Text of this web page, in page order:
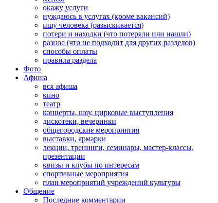
окажу услуги
нуждаюсь в услугах (кроме вакансий)
ищу человека (разыскивается)
потери и находки (что потеряли или нашли)
разное (что не подходит для других разделов)
способы оплаты
правила раздела
Фото
Афиша
вся афиша
кино
театр
концерты, шоу, цирковые выступления
дискотеки, вечеринки
общегородские мероприятия
выставки, ярмарки
лекции, тренинги, семинары, мастер-классы,
презентации
квизы и клубы по интересам
спортивные мероприятия
план мероприятий учреждений культуры
Общение
Последние комментарии